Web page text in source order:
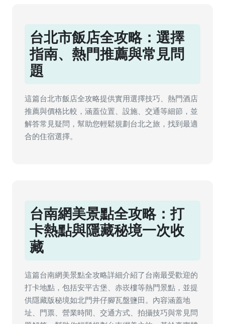
台北市飯店全攻略：選擇
指南、熱門推薦與常見問
題
這篇台北市飯店全攻略提供實用選擇技巧、熱門酒店
推薦與價格比較，涵蓋位置、設施、交通等細節，並
解答常見疑問，幫助您輕鬆規劃台北之旅，找到最適
合的住宿選擇。
台南網美景點全攻略：打
卡熱點與隱藏秘境一次收
藏
這篇台南網美景點全攻略詳細介紹了台南最受歡迎的
打卡地點，包括安平古堡、赤崁樓等熱門景點，並提
供隱藏版秘境如北門井仔腳瓦盤鹽田。內容涵蓋地
址、門票、營業時間、交通方式、拍攝技巧與常見問